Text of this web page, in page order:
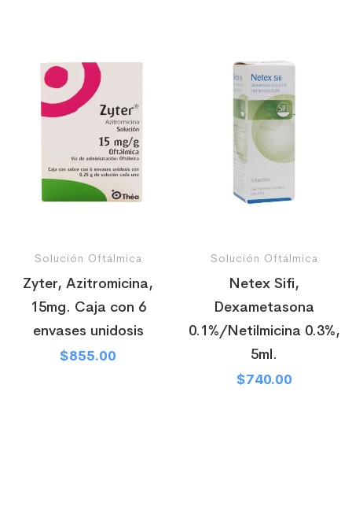
Solución Oftálmica
Zyter, Azitromicina,
15mg. Caja con 6
envases unidosis
$855.00
Solución Oftálmica
Netex Sifi,
Dexametasona
0.1%/Netilmicina 0.3%,
5ml.
$740.00